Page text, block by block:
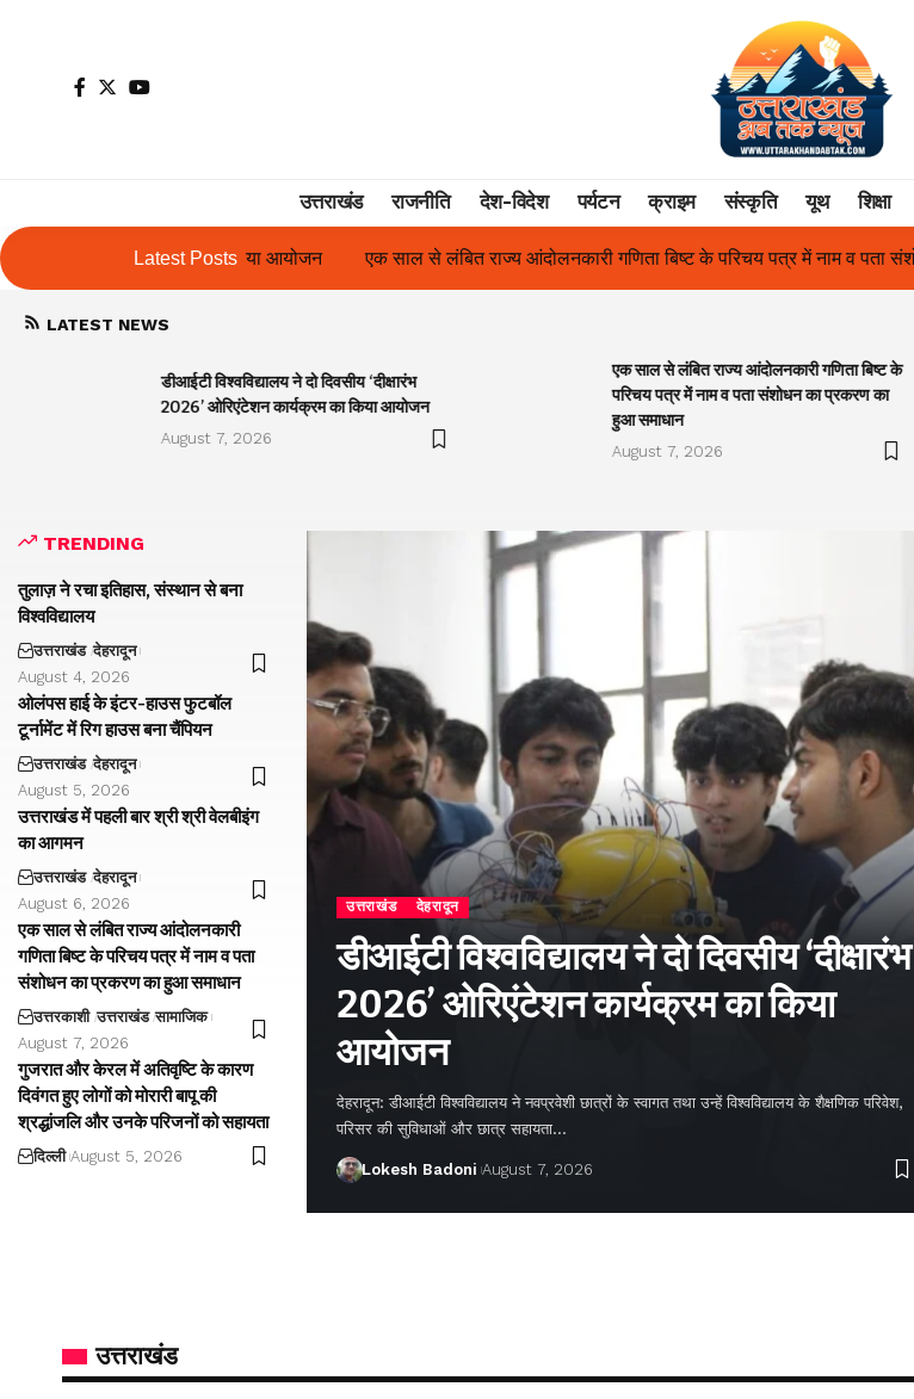
उत्तराखंड राजनीति देश-विदेश पर्यटन क्राइम संस्कृति यूथ शिक्षा
Latest Posts
किया आयोजन एक साल से लंबित राज्य आंदोलनकारी गणिता बिष्ट के परिचय पत्र में नाम व पता संशोधन का प्रकरण का हुआ समाधान
LATEST NEWS
डीआईटी विश्वविद्यालय ने दो दिवसीय ‘दीक्षारंभ
2026’ ओरिएंटेशन कार्यक्रम का किया आयोजन
August 7, 2026
एक साल से लंबित राज्य आंदोलनकारी गणिता बिष्ट के
परिचय पत्र में नाम व पता संशोधन का प्रकरण का
हुआ समाधान
August 7, 2026
TRENDING
तुलाज़ ने रचा इतिहास, संस्थान से बना
विश्वविद्यालय
उत्तराखंड देहरादून
August 4, 2026
ओलंपस हाई के इंटर-हाउस फुटबॉल
टूर्नामेंट में रिग हाउस बना चैंपियन
उत्तराखंड देहरादून
August 5, 2026
उत्तराखंड में पहली बार श्री श्री वेलबीइंग
का आगमन
उत्तराखंड देहरादून
August 6, 2026
एक साल से लंबित राज्य आंदोलनकारी
गणिता बिष्ट के परिचय पत्र में नाम व पता
संशोधन का प्रकरण का हुआ समाधान
उत्तरकाशी उत्तराखंड सामाजिक
August 7, 2026
गुजरात और केरल में अतिवृष्टि के कारण
दिवंगत हुए लोगों को मोरारी बापू की
श्रद्धांजलि और उनके परिजनों को सहायता
दिल्ली August 5, 2026
उत्तराखंड देहरादून
डीआईटी विश्वविद्यालय ने दो दिवसीय ‘दीक्षारंभ
2026’ ओरिएंटेशन कार्यक्रम का किया
आयोजन
देहरादून: डीआईटी विश्वविद्यालय ने नवप्रवेशी छात्रों के स्वागत तथा उन्हें विश्वविद्यालय के शैक्षणिक परिवेश,
परिसर की सुविधाओं और छात्र सहायता…
Lokesh Badoni August 7, 2026
उत्तराखंड